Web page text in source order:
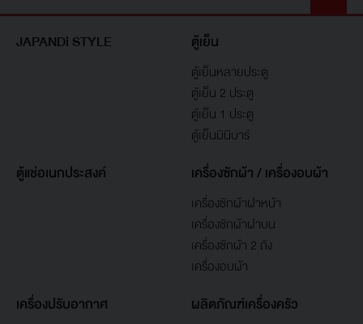
JAPANDi STYLE ตู้เย็น
ตู้เย็นหลายประตู
ตู้เย็น 2 ประตู
ตู้เย็น 1 ประตู
ตู้เย็นมินิบาร์
ตู้แช่อเนกประสงค์ เครื่องซักผ้า / เครื่องอบผ้า
เครื่องซักผ้าฝาหน้า
เครื่องซักผ้าฝาบน
เครื่องซักผ้า 2 ถัง
เครื่องอบผ้า
เครื่องปรับอากาศ ผลิตภัณฑ์เครื่องครัว